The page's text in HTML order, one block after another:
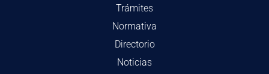
Trámites
Normativa
Directorio
Noticias